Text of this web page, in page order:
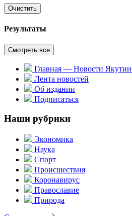
Очистить
Результаты
Смотреть все
Главная — Новости
Лента новостей
Об издании
Подписаться
Наши рубрики
Экономика
Наука
Спорт
Происшествия
Коронавирус
Православие
Природа